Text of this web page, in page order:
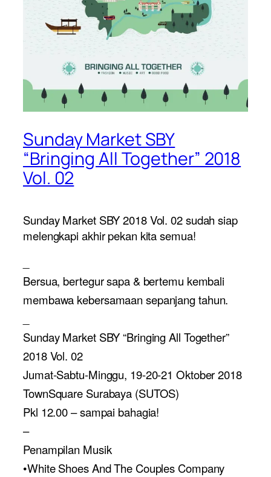
Sunday Market SBY
“Bringing All Together” 2018
Vol. 02
Sunday Market SBY 2018 Vol. 02 sudah siap
melengkapi akhir pekan kita semua!
Bersua, bertegur sapa & bertemu kembali
membawa kebersamaan sepanjang tahun.
Sunday Market SBY “Bringing All Together”
2018 Vol. 02
Jumat-Sabtu-Minggu, 19-20-21 Oktober 2018
TownSquare Surabaya (SUTOS)
Pkl 12.00 – sampai bahagia!
–
Penampilan Musik
•White Shoes And The Couples Company